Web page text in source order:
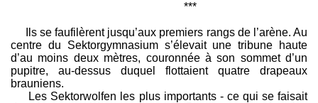
***
Ils se faufilèrent jusqu’aux premiers rangs de l’arène. Au
centre du Sektorgymnasium s’élevait une tribune haute
d’au moins deux mètres, couronnée à son sommet d’un
pupitre, au-dessus duquel flottaient quatre drapeaux
brauniens.
Les Sektorwolfen les plus importants - ce qui se faisait